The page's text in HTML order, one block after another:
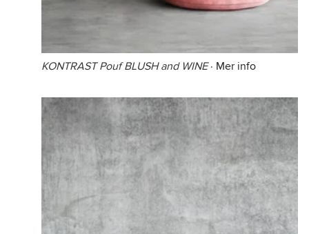
KONTRAST Pouf BLUSH and WINE· Mer info